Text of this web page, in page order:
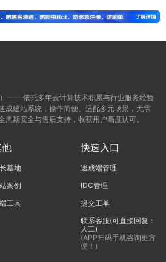
—— 依托多年云计算技术积累与行业服务经验
成建站系统，操作简便、适配多元场景，无需
期安全与售后支持，收获用户高度认可。
基地
案例
工具
快速入口
速成端管理
IDC管理
提交工单
联系客服(可直接回复：
人工)
(APP扫码手机咨询更方
便！)